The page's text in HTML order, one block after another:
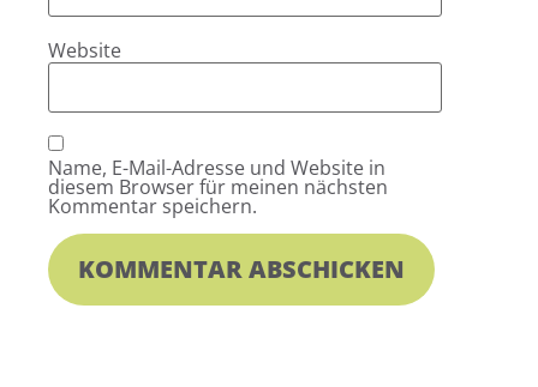
Website
Name, E-Mail-Adresse und Website in
diesem Browser für meinen nächsten
Kommentar speichern.